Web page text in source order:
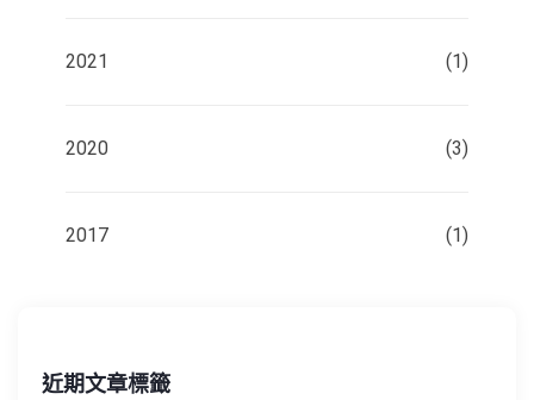
2021 (1)
2020 (3)
2017 (1)
近期文章標籤